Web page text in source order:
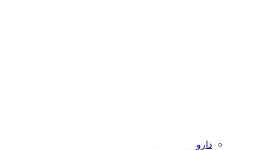
دارو